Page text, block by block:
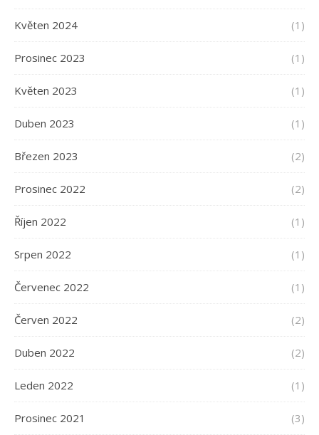
Květen 2024 (1)
Prosinec 2023 (1)
Květen 2023 (1)
Duben 2023 (1)
Březen 2023 (2)
Prosinec 2022 (2)
Říjen 2022 (1)
Srpen 2022 (1)
Červenec 2022 (1)
Červen 2022 (2)
Duben 2022 (2)
Leden 2022 (1)
Prosinec 2021 (3)